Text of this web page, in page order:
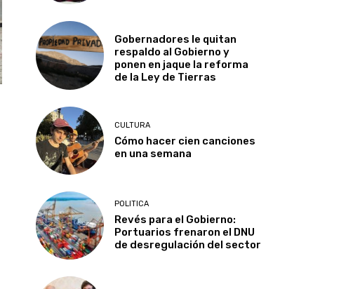
Gobernadores le quitan
respaldo al Gobierno y
ponen en jaque la reforma
de la Ley de Tierras
CULTURA
Cómo hacer cien canciones
en una semana
POLITICA
Revés para el Gobierno:
Portuarios frenaron el DNU
de desregulación del sector